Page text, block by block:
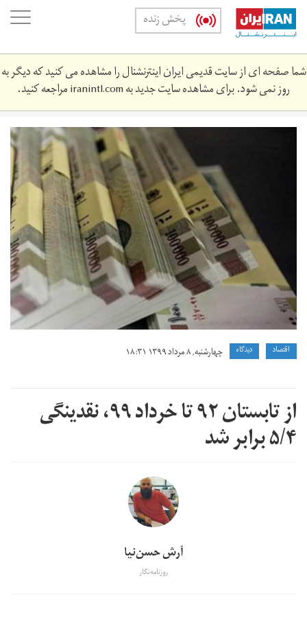
Skip
main
content
پخش زنده
شما صفحه ای از سایت قدیمی ایران اینترنشنال را مشاهده می کنید که دیگر به
روز نمی شود. برای مشاهده سایت جدید بهiranintl.comمراجعه کنید.
8287b17c-
03d8f93346e5.jpeg
اقتصاد دیدگاه چهارشنبه, ۸ مرداد ۱۳۹۹ ۱۸:۳۱
از تابستان ۹۲ تا خرداد ۹۹،‌ نقدینگی
۵/۴ برابر شد
آرش حسن‌نیا
روزنامه‌نگار